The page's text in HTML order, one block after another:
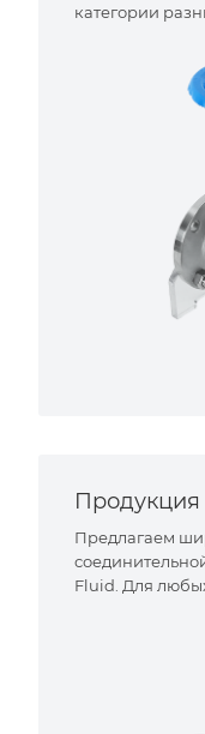
категории
Предлагаем
Fluid. Для